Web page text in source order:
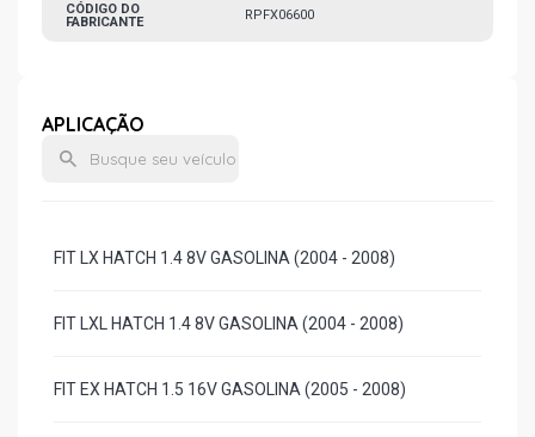
CÓDIGO DO
FABRICANTE
RPFX06600
APLICAÇÃO
FIT LX HATCH 1.4 8V GASOLINA (2004 - 2008)
FIT LXL HATCH 1.4 8V GASOLINA (2004 - 2008)
FIT EX HATCH 1.5 16V GASOLINA (2005 - 2008)